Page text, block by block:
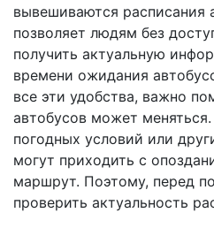
вывешиваются расписания
позволяет людям без
получить актуальную
времени ожидания
все эти удобства, важно
автобусов может
погодных условий или
могут приходить с
маршрут. Поэтому, перед
проверить актуальность